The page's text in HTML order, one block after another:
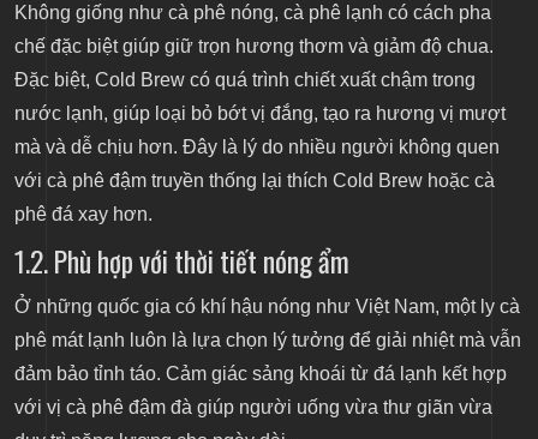
3.2. Xay cà phê đúng độ mịn
3.4. Sử dụng đá viên chất lượng
3.5. Kết hợp nguyên liệu một cách hài hòa
3.6. Dụng cụ pha chế cũng quan trọng
4. Kết luận
Không giống như cà phê nóng, cà phê lạnh có cách pha
chế đặc biệt giúp giữ trọn hương thơm và giảm độ chua.
Đặc biệt, Cold Brew có quá trình chiết xuất chậm trong
nước lạnh, giúp loại bỏ bớt vị đắng, tạo ra hương vị mượt
mà và dễ chịu hơn. Đây là lý do nhiều người không quen
với cà phê đậm truyền thống lại thích Cold Brew hoặc cà
phê đá xay hơn.
1.2. Phù hợp với thời tiết nóng ẩm
Ở những quốc gia có khí hậu nóng như Việt Nam, một ly cà
phê mát lạnh luôn là lựa chọn lý tưởng để giải nhiệt mà vẫn
đảm bảo tỉnh táo. Cảm giác sảng khoái từ đá lạnh kết hợp
với vị cà phê đậm đà giúp người uống vừa thư giãn vừa